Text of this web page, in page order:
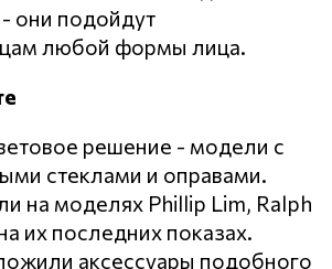
они подойдут
любой формы лица.
решение - модели с
стеклами и оправами.
на моделях Phillip Lim, Ralph
их последних показах.
аксессуары подобного